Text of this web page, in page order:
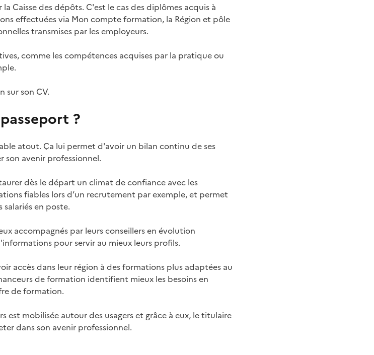
Caisse des dépôts. C'est le cas des diplômes acquis à
effectuées via Mon compte formation, la Région et pôle
transmises par les employeurs.
comme les compétences acquises par la pratique ou
sur son CV.
?
atout. Ça lui permet d'avoir un bilan continu de ses
son avenir professionnel.
dès le départ un climat de confiance avec les
fiables lors d’un recrutement par exemple, et permet
en poste.
accompagnés par leurs conseillers en évolution
pour servir au mieux leurs profils.
accès dans leur région à des formations plus adaptées au
de formation identifient mieux les besoins en
de formation.
mobilisée autour des usagers et grâce à eux, le titulaire
dans son avenir professionnel.